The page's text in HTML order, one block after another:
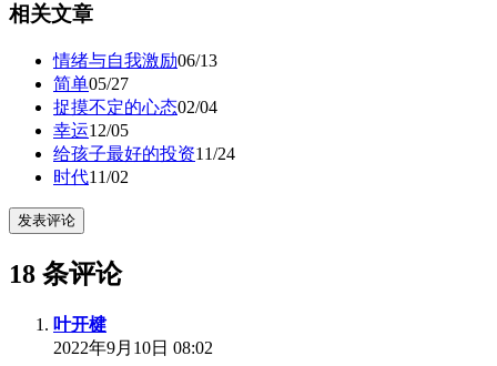
相关文章
情绪与自我激励06/13
简单05/27
捉摸不定的心态02/04
幸运12/05
给孩子最好的投资11/24
时代11/02
发表评论
18 条评论
叶开楗
2022年9月10日 08:02